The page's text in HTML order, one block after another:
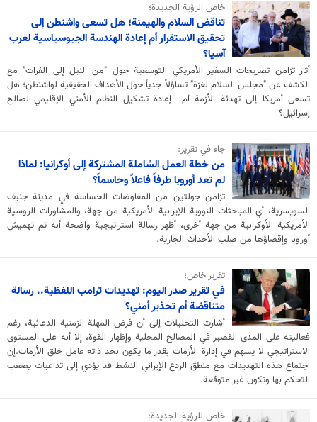
خاص الرؤية الجديدة؛
تناقض السلام والهيمنة؛ هل تسعى واشنطن إلى
تحقيق الاستقرار أم إعادة الهندسة الجيوسياسية لغرب
آسيا؟
أثار تزامن تصريحات السفير الأمريكي التوسعية حول "من النيل إلى الفرات" مع
الكشف عن "مجلس السلام لغزة" تساؤلاً جدياً حول الأهداف الحقيقية لواشنطن؛ هل
تسعى أمريكا إلى تهدئة الأزمة أم إعادة تشكيل النظام الأمني الإقليمي لصالح
إسرائيل؟
جاء في تقرير:
من خطة العمل الشاملة المشتركة إلى أوكرانيا: لماذا
لم تعد أوروبا طرفاً فاعلاً وحاسماً؟
تزامن جولتين من المفاوضات الحساسة في مدينة جنيف
السويسرية، أي المباحثات النووية الإيرانية الأمريكية من جهة، والمشاورات الروسية
الأمريكية الأوكرانية من جهة أخرى، أظهر رسالة استراتيجية واضحة أنه تم تهميش
أوروبا وإقصاؤها من صلب الأحداث الجارية.
تقرير خاص؛
في تقرير صدر اليوم: تهديدات ترامب اللفظية.. رسالة
متناقضة أم تحذير أمني؟
أشارت التحليلات إلى أن فرض المهلة الزمنية الدعائية، رغم
فعاليته على المدى القصير في المصالح المحلية وإظهار القوة، إلا أنه على المستوى
الاستراتيجي لا يسهم في إدارة الأزمات بقدر ما يكون بحد ذاته عامل خلق الأزمات.إن
اجتماع هذه التهديدات مع منطق الردع الإيراني النشط قد يؤدي إلى تداعيات يصعب
التحكم بها وتكون غير متوقعة.
خاص للرؤية الجديدة: